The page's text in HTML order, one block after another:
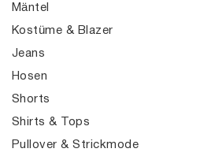
Mäntel
Kostüme & Blazer
Jeans
Hosen
Shorts
Shirts & Tops
Pullover & Strickmode